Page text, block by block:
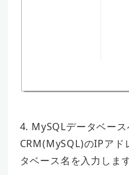
4. MySQLデータベー
CRM(MySQL)のIPアド
タベース名を入力します